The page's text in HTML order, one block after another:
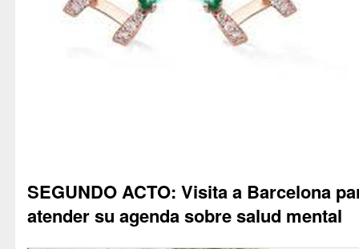
SEGUNDO ACTO: Visita a Barcelona
atender su agenda sobre salud mental